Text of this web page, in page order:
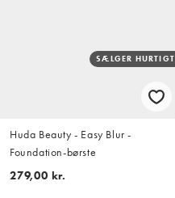
SÆLGER HURTIGT
Huda Beauty - Easy Blur -
Foundation-børste
279,00 kr.